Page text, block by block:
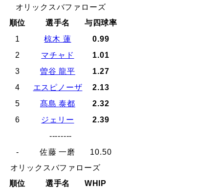
オリックスバファローズ
順位
選手名
与四球率
1
椋木 蓮
0.99
2
マチャド
1.01
3
曽谷 龍平
1.27
4
エスピノーザ
2.13
5
髙島 泰都
2.32
6
ジェリー
2.39
--------
-
佐藤 一磨
10.50
オリックスバファローズ
順位
選手名
WHIP